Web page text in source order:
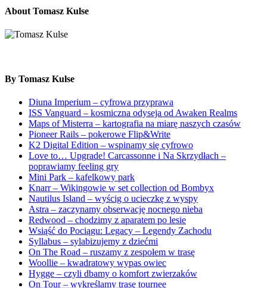
About Tomasz Kulse
By Tomasz Kulse
Diuna Imperium – cyfrowa przyprawa
ISS Vanguard – kosmiczna odyseja od Awaken Realms
Maps of Misterra – kartografia na miarę naszych czasów
Pioneer Rails – pokerowe Flip&Write
K2 Digital Edition – wspinamy się cyfrowo
Love to… Upgrade! Carcassonne i Na Skrzydłach –
poprawiamy feeling gry
Mini Park – kafelkowy park
Knarr – Wikingowie w set collection od Bombyx
Nautilus Island – wyścig o ucieczkę z wyspy
Astra – zaczynamy obserwację nocnego nieba
Redwood – chodzimy z aparatem po lesie
Wsiąść do Pociągu: Legacy – Legendy Zachodu
Syllabus – sylabizujemy z dziećmi
On The Road – ruszamy z zespołem w trasę
Woollie – kwadratowy wypas owiec
Hygge – czyli dbamy o komfort zwierzaków
On Tour – wykreślamy trasę tournee